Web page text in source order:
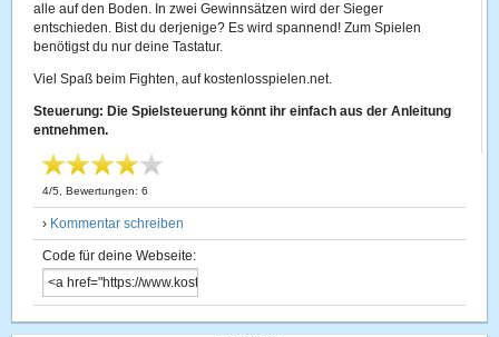
alle auf den Boden. In zwei Gewinnsätzen wird der Sieger
entschieden. Bist du derjenige? Es wird spannend! Zum Spielen
benötigst du nur deine Tastatur.
Viel Spaß beim Fighten, auf kostenlosspielen.net.
Steuerung: Die Spielsteuerung könnt ihr einfach aus der Anleitung
entnehmen.
4/5 , Bewertungen:6
› Kommentar schreiben
Code für deine Webseite: